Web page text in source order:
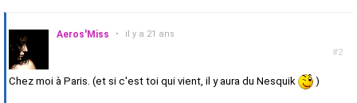
#2
Aeros'Miss • il y a 21 ans
Chez moi à Paris. (et si c'est toi qui vient, il y aura du Nesquik )